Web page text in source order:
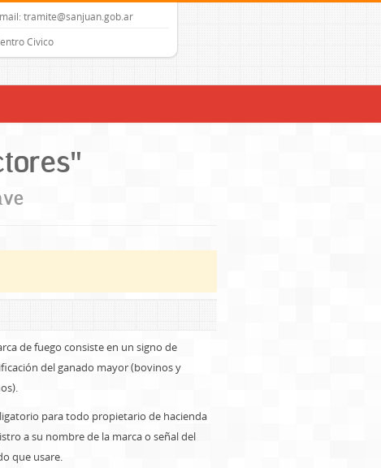
tramite@sanjuan.gob.ar
Civico
de fuego consiste en un signo de
del ganado mayor (bovinos y
para todo propietario de hacienda
a su nombre de la marca o señal del
que usare.